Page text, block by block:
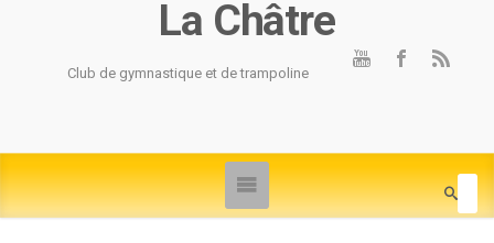
La Châtre
Club de gymnastique et de trampoline